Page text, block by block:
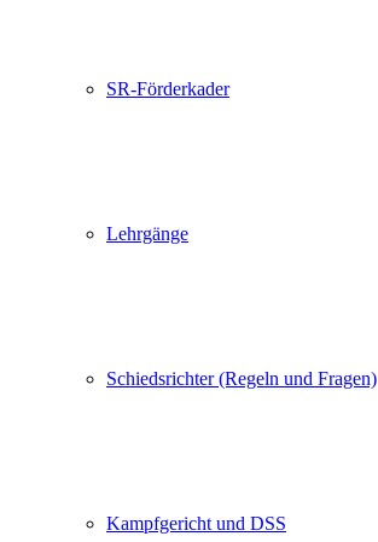
SR-Förderkader
Lehrgänge
Schiedsrichter (Regeln und Fragen)
Kampfgericht und DSS